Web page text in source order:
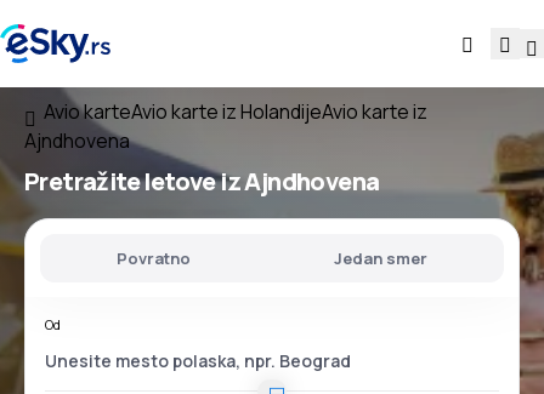
Avio karteAvio karte iz HolandijeAvio karte iz
Ajndhovena
Pretražite letoveiz Ajndhovena
Povratno Jedan smer
Od